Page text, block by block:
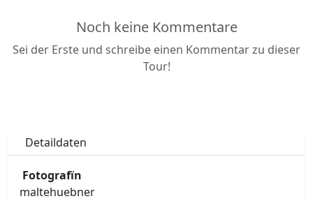
Noch keine Kommentare
Sei der Erste und schreibe einen Kommentar zu dieser
Tour!
Detaildaten
Fotografïn
maltehuebner